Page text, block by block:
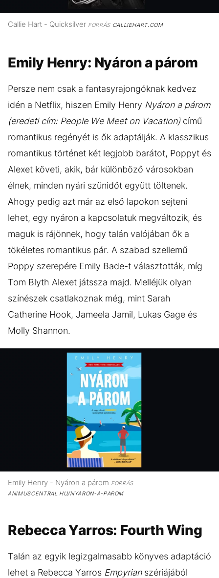
Callie Hart - Quicksilver FORRÁSCALLIEHART.COM
Emily Henry: Nyáron a párom
Persze nem csak a fantasyrajongóknak kedvez
idén a Netflix, hiszen Emily Henry Nyáron a párom
(eredeti cím: People We Meet on Vacation)című
romantikus regényét is ők adaptálják. A klasszikus
romantikus történet két legjobb barátot, Poppyt és
Alexet követi, akik, bár különböző városokban
élnek, minden nyári szünidőt együtt töltenek.
Ahogy pedig azt már az első lapokon sejteni
lehet, egy nyáron a kapcsolatuk megváltozik, és
maguk is rájönnek, hogy talán valójában ők a
tökéletes romantikus pár. A szabad szellemű
Poppy szerepére Emily Bade-t választották, míg
Tom Blyth Alexet játssza majd. Melléjük olyan
színészek csatlakoznak még, mint Sarah
Catherine Hook, Jameela Jamil, Lukas Gage és
Molly Shannon.
Emily Henry - Nyáron a párom FORRÁS
ANIMUSCENTRAL.HU/NYARON-A-PAROM
Rebecca Yarros: Fourth Wing
Talán az egyik legizgalmasabb könyves adaptáció
lehet a Rebecca Yarros Empyrianszériájából